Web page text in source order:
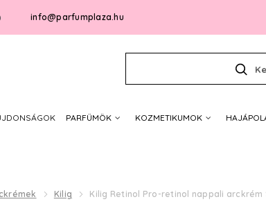
info@parfumplaza.hu
PARFÜMÖK KOZMETIKUMOK
Kilig Kilig Retinol Pro-retinol nappali arckrém